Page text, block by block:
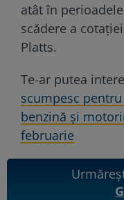
atât în
scădere a
Platts.
Te-ar putea
scumpesc
benzină și
februarie